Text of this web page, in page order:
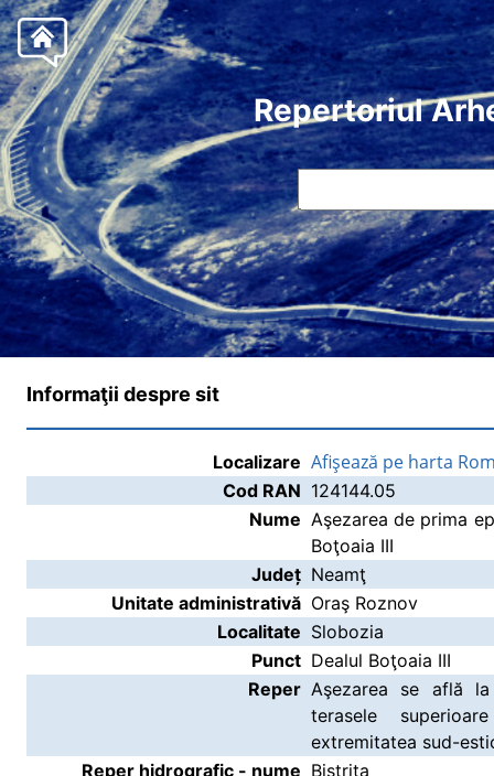
Repertoriul
Informaţii despre sit
Localizare Afişează pe harta
Cod RAN 124144.05
Nume Aşezarea de prima
Boţoaia III
Județ Neamţ
Unitate administrativă Oraş Roznov
Localitate Slobozia
Punct Dealul Boţoaia III
Reper Aşezarea se află
terasele
extremitatea sud-
Reper hidrografic - nume Bistriţa